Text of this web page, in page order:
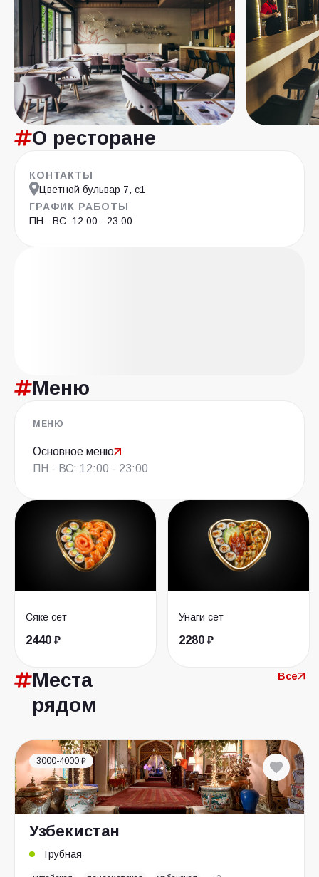
О ресторане
КОНТАКТЫ
Цветной бульвар 7, с1
ГРАФИК РАБОТЫ
ПН - ВС: 12:00 - 23:00
Меню
МЕНЮ
Основное меню
ПН - ВС: 12:00 - 23:00
Сяке сет
2440 ₽
Унаги сет
2280 ₽
Места
рядом
Все
3000-4000 ₽
Узбекистан
Трубная